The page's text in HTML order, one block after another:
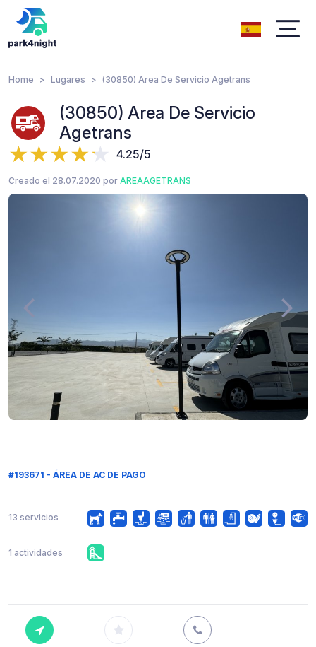
Home Lugares (30850) Area De Servicio Agetrans
(30850) Area De Servicio
Agetrans
4.25/5
Creado el 28.07.2020 por AREAAGETRANS
#193671 - ÁREA DE AC DE PAGO
13 servicios
1 actividades